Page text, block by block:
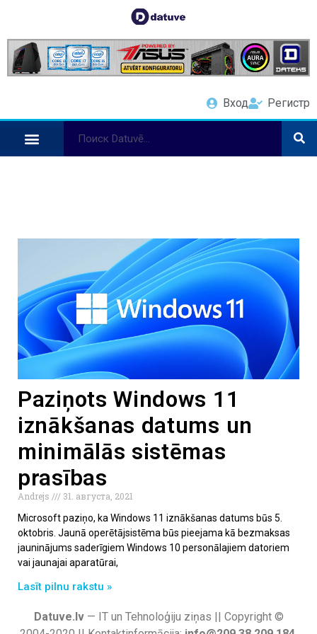
Вход Регистр
Paziņots Windows 11
iznākšanas datums un
minimālās sistēmas
prasības
Andrejs
31. августа, 2021
Microsoft paziņo, ka Windows 11 iznākšanas datums būs 5.
oktobris. Jaunā operētājsistēma būs pieejama kā bezmaksas
jauninājums saderīgiem Windows 10 personālajiem datoriem
vai jaunajai aparatūrai,
Lasīt pilnu rakstu »
Datuve.lv— IT un Tehnoloģiju ziņas || Copyright ©